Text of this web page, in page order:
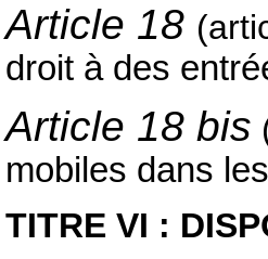
Article 18
droit à des
Article 18 bis
mobiles dans
TITRE VI :